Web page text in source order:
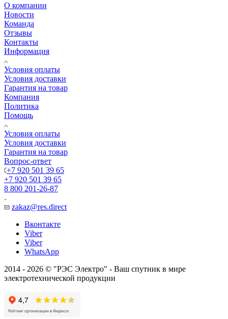
О компании
Новости
Команда
Отзывы
Контакты
Информация
Условия оплаты
Условия доставки
Гарантия на товар
Компания
Политика
Помощь
Условия оплаты
Условия доставки
Гарантия на товар
Вопрос-ответ
+7 920 501 39 65
+7 920 501 39 65
8 800 201-26-87
zakaz@res.direct
Вконтакте
Viber
Viber
WhatsApp
2014 - 2026 © "РЭС Электро" - Ваш спутник в мире
электротехнической продукции